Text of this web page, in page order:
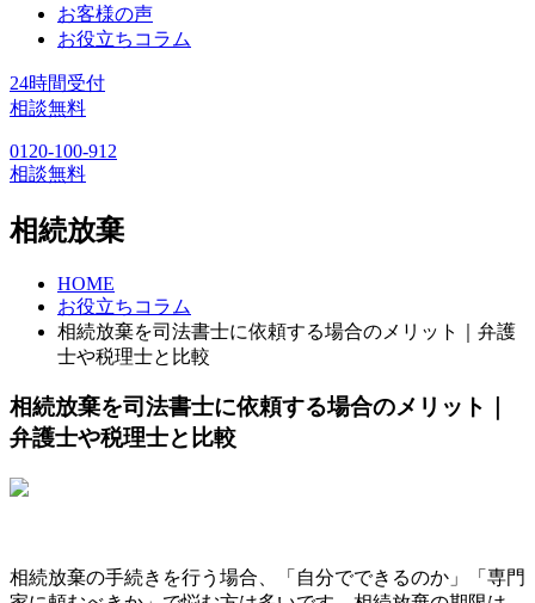
お客様の声
お役立ちコラム
24時間受付
相談無料
0120-100-912
相談無料
相続放棄
HOME
お役立ちコラム
相続放棄を司法書士に依頼する場合のメリット｜弁護
士や税理士と比較
相続放棄を司法書士に依頼する場合のメリット｜
弁護士や税理士と比較
相続放棄の手続きを行う場合、「自分でできるのか」「専門